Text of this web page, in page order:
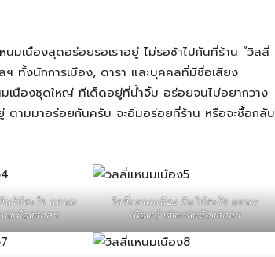
มเนืองสุดอร่อยรอเราอยู่ ไม่รอช้าไปกันที่ร้าน “วิลลี่
ทั้งนักการเมือง, ดารา และบุคคลที่มีชื่อเสียง
เนืองชุดใหญ่ ทีเด็ดอยู่ที่น้ำจิ้ม อร่อยจนไม่อยากวาง
ามมาอร่อยกันครับ จะอิ่มอร่อยที่ร้าน หรือจะซื้อกลับ
นให้สะใจ แหนม
งเมืองสกลฯ
วิลลี่แหนมเนือง กินให้สะใจ แหนม
เนืองเจ้าดังแห่งเมืองสกลฯ